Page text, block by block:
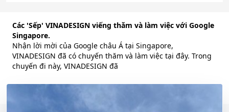
Các 'Sếp' VINADESIGN viếng thăm và làm việc với Google
Singapore.
Nhận lời mời của Google châu Á tại Singapore,
VINADESIGN đã có chuyến thăm và làm việc tại đây. Trong
chuyến đi này, VINADESIGN đã